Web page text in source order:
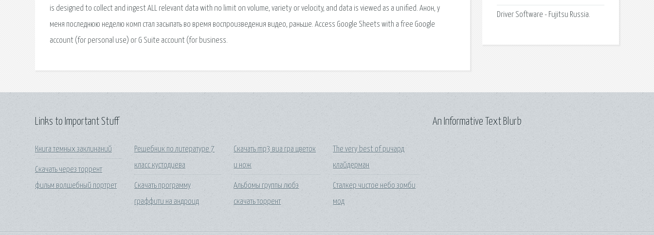
is designed to collect and ingest ALL relevant data with no limit on volume, variety or velocity, and data is viewed as a unified. Анон, у
меня последнюю неделю комп стал засыпать во время воспроизведения видео, раньше. Access Google Sheets with a free Google
account (for personal use) or G Suite account (for business.
Driver Software - Fujitsu Russia.
Links to Important Stuff
Книга темных заклинаний
Скачать через торрент
фильм волшебный портрет
Решебник по литературе 7
класс кустодиева
Скачать программу
граффити на андроид
Скачать mp3 виа гра цветок
и нож
Альбомы группы любэ
скачать торрент
The very best of ричард
клайдерман
Сталкер чистое небо зомби
мод
An Informative Text Blurb